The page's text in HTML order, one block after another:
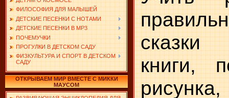
ФИЛОСОФИЯ ДЛЯ МАЛЫШЕЙ
ДЕТСКИЕ ПЕСЕНКИ С НОТАМИ
ДЕТСКИЕ ПЕСЕНКИ В MP3
ПОЧЕМУЧКИ
ПРОГУЛКИ В ДЕТСКОМ САДУ
ФИЗКУЛЬТУРА И СПОРТ В ДЕТСКОМ
САДУ
ОТКРЫВАЕМ МИР ВМЕСТЕ С МИККИ
МАУСОМ
книги,